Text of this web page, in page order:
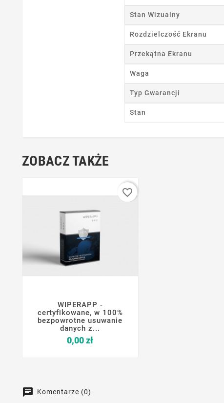
Stan Wizualny
Rozdzielczość Ekranu
Przekątna Ekranu
Waga
Typ Gwarancji
Stan
ZOBACZ TAKŻE
   
WIPERAPP -
certyfikowane, w 100%
bezpowrotne usuwanie
danych z...
0,00 złCena
favorite_border
Komentarze (0)